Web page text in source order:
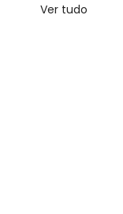
Ver tudo